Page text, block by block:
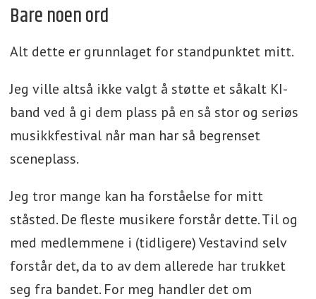
Bare noen ord
Alt dette er grunnlaget for standpunktet mitt.
Jeg ville altså ikke valgt å støtte et såkalt KI-
band ved å gi dem plass på en så stor og seriøs
musikkfestival når man har så begrenset
sceneplass.
Jeg tror mange kan ha forståelse for mitt
ståsted. De fleste musikere forstår dette. Til og
med medlemmene i (tidligere) Vestavind selv
forstår det, da to av dem allerede har trukket
seg fra bandet. For meg handler det om